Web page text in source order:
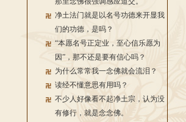
净土法门就是以名号功德来开显我
们的功德，是吗？
“本愿名号正定业，至心信乐愿为
因”，那不还是要有信心吗？
为什么常常我一念佛就会流泪？
读经不懂意思有用吗？
不少人好像看不起净土宗，认为没
有修行，就是念念佛。